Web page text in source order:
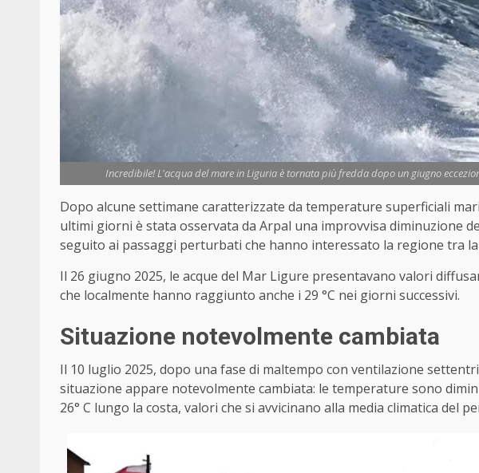
Incredibile! L'acqua del mare in Liguria è tornata più fredda dopo un giugno
Dopo alcune settimane caratterizzate da temperature superficiali
ultimi giorni è stata osservata da Arpal una improvvisa diminuzione
seguito ai passaggi perturbati che hanno interessato la regione tra
Il 26 giugno 2025, le acque del Mar Ligure presentavano valori
che localmente hanno raggiunto anche i 29 °C nei giorni successivi.
Situazione notevolmente cambiata
Il 10 luglio 2025, dopo una fase di maltempo con ventilazione
situazione appare notevolmente cambiata: le temperature sono
26° C lungo la costa, valori che si avvicinano alla media climatica del